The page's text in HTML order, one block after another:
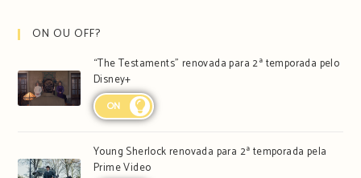
ON OU OFF?
“The Testaments” renovada para 2ª temporada pelo
Disney+
ON
Young Sherlock renovada para 2ª temporada pela
Prime Video